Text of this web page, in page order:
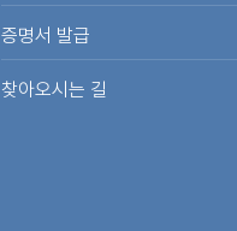
증명서 발급
찾아오시는 길